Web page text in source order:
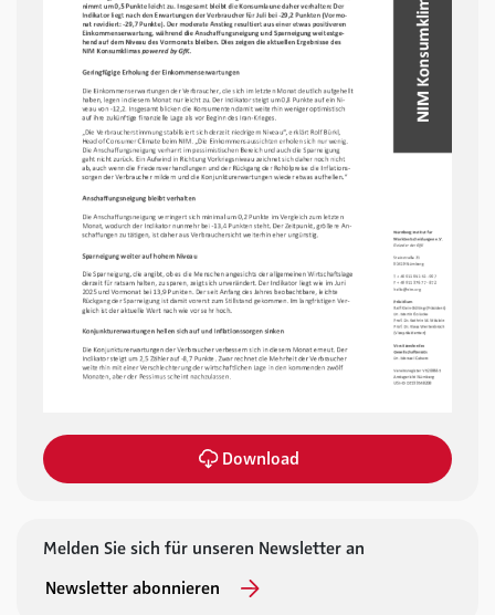
Download
Melden Sie sich für unseren Newsletter an
Newsletter abonnieren